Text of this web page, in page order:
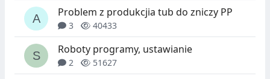
Problem z produkcjia tub do zniczy PP
3 40433
Roboty programy, ustawianie
2 51627